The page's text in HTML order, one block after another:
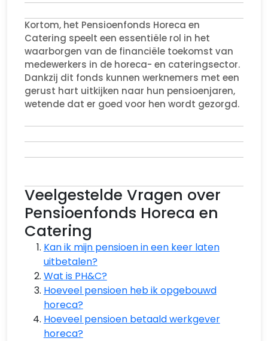
Kortom, het Pensioenfonds Horeca en
Catering speelt een essentiële rol in het
waarborgen van de financiële toekomst van
medewerkers in de horeca- en cateringsector.
Dankzij dit fonds kunnen werknemers met een
gerust hart uitkijken naar hun pensioenjaren,
wetende dat er goed voor hen wordt gezorgd.
Veelgestelde Vragen over
Pensioenfonds Horeca en
Catering
Kan ik mijn pensioen in een keer laten
uitbetalen?
Wat is PH&C?
Hoeveel pensioen heb ik opgebouwd
horeca?
Hoeveel pensioen betaald werkgever
horeca?